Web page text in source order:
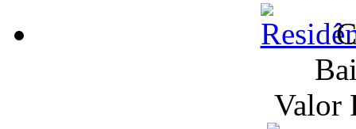
Valor